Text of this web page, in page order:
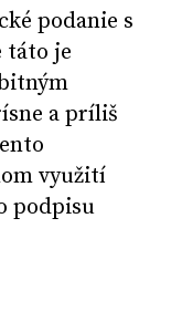
podanie s
táto je
a príliš
využití
podpisu